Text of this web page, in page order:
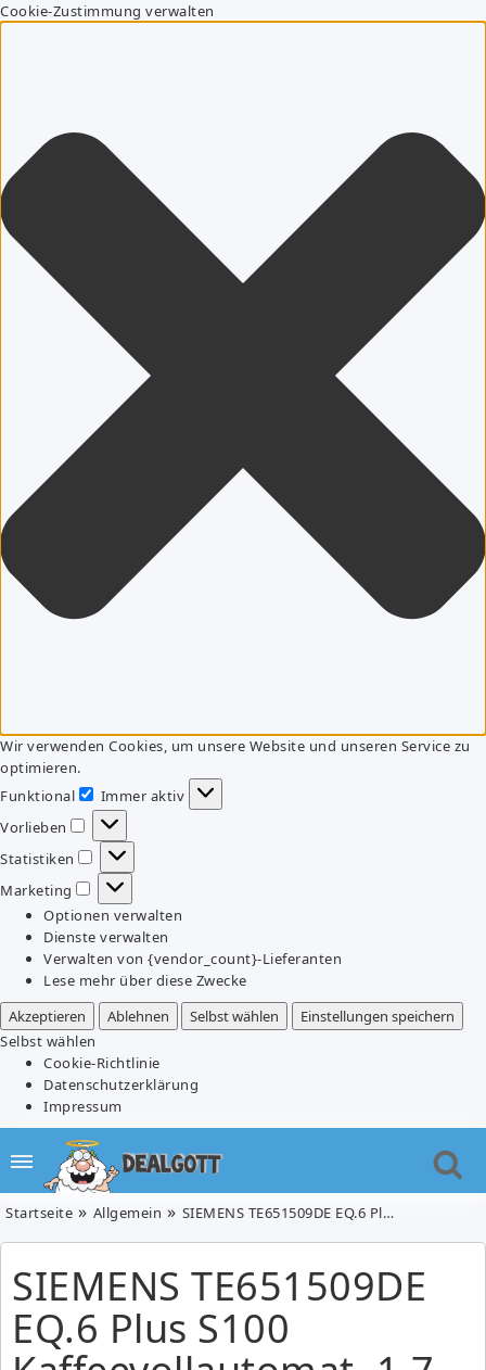
Cookie-Zustimmung verwalten
Wir verwenden Cookies, um unsere Website und unseren Service zu
optimieren.
Funktional
Funktional
Immer aktiv
Vorlieben
Vorlieben
Statistiken
Statistiken
Marketing
Marketing
Optionen verwalten
Dienste verwalten
Verwalten von {vendor_count}-Lieferanten
Lese mehr über diese Zwecke
Akzeptieren
Ablehnen Selbst wählen
Einstellungen speichern
Selbst wählen
Cookie-Richtlinie
Datenschutzerklärung
Impressum
Startseite Allgemein SIEMENS TE651509DE EQ.6 Plus S100 Kaffeevollautomat, 1.7 Liter Wassertank, 15 bar für 588€
SIEMENS TE651509DE
EQ.6 Plus S100